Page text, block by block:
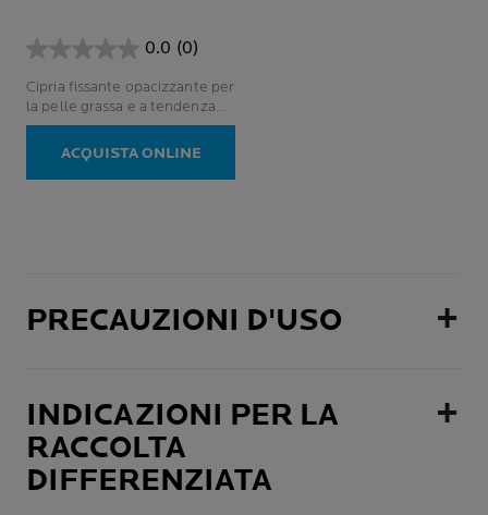
0.0 (0)
0.0
su
5
stelle.
Cipria fissante opacizzante per
la pelle grassa e a tendenza
acneica.
ACQUISTA ONLINE
PRECAUZIONI D'USO
INDICAZIONI PER LA
RACCOLTA
DIFFERENZIATA